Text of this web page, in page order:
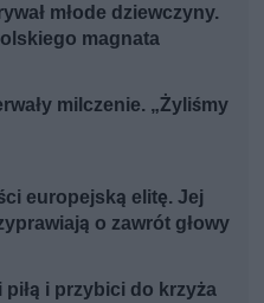
młode dziewczyny.
magnata
milczenie. „Żyliśmy
europejską elitę. Jej
o zawrót głowy
i przybici do krzyża